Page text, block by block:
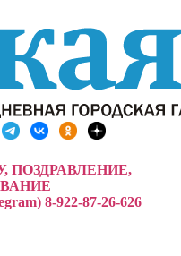
ПОЗДРАВЛЕНИЕ,
8-922-87-26-626